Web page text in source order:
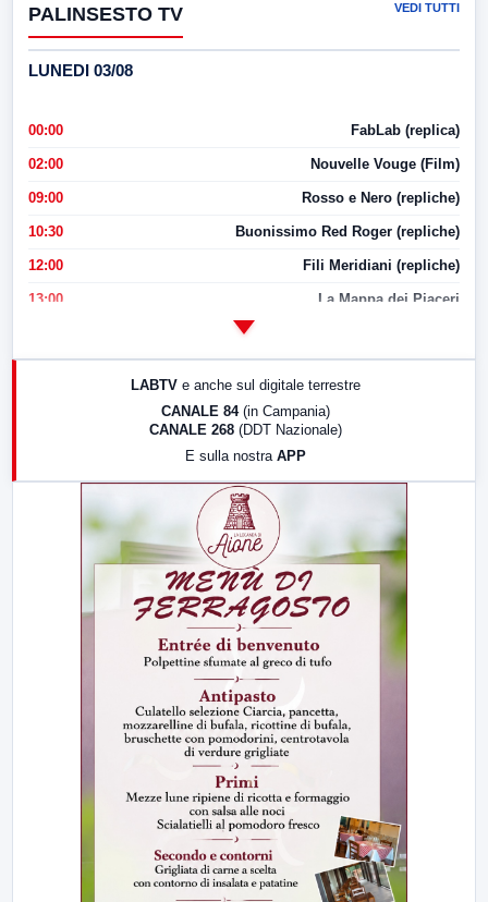
PALINSESTO TV VEDI TUTTI
LUNEDI 03/08
00:00 FabLab (replica)
02:00 Nouvelle Vouge (Film)
09:00 Rosso e Nero (repliche)
10:30 Buonissimo Red Roger (repliche)
12:00 Fili Meridiani (repliche)
13:00 La Mappa dei Piaceri
LABTV e anche sul digitale terrestre
CANALE 84 (in Campania)
CANALE 268 (DDT Nazionale)
E sulla nostra APP